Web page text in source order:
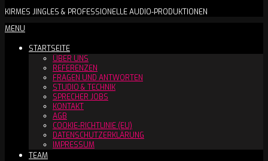
DCW
BOOKINGS™
KIRMES JINGLES & PROFESSIONELLE AUDIO-PRODUKTIONEN
Secondary
Menu
MENU
STARTSEITE
ÜBER UNS
REFERENZEN
FRAGEN UND ANTWORTEN
STUDIO & TECHNIK
SPRECHER JOBS
KONTAKT
AGB
COOKIE-RICHTLINIE (EU)
DATENSCHUTZERKLÄRUNG
IMPRESSUM
TEAM